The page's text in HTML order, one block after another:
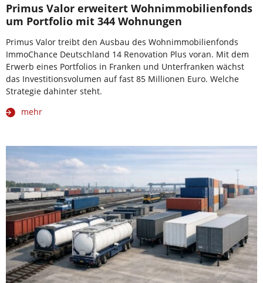
Primus Valor erweitert Wohnimmobilienfonds
um Portfolio mit 344 Wohnungen
Primus Valor treibt den Ausbau des Wohnimmobilienfonds
ImmoChance Deutschland 14 Renovation Plus voran. Mit dem
Erwerb eines Portfolios in Franken und Unterfranken wächst
das Investitionsvolumen auf fast 85 Millionen Euro. Welche
Strategie dahinter steht.
mehr